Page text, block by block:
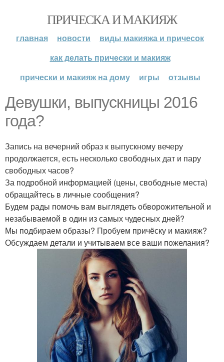
ПРИЧЕСКА И МАКИЯЖ
главная новости
виды макияжа и причесок
как делать прически и макияж
прически и макияж на дому
игры отзывы
Девушки, выпускницы 2016
года?
Запись на вечерний образ к выпускному вечеру
продолжается, есть несколько свободных дат и пару
свободных часов?
За подробной информацией (цены, свободные места)
обращайтесь в личные сообщения?
Будем рады помочь вам выглядеть обворожительной и
незабываемой в один из самых чудесных дней?
Мы подбираем образы? Пробуем причёску и макияж?
Обсуждаем детали и учитываем все ваши пожелания?